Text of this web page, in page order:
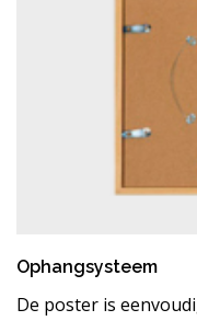
Ophangsysteem
De poster is